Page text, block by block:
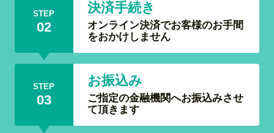
STEP
02
決済手続き
オンライン決済でお客様のお手間
をおかけしません
STEP
03
お振込み
ご指定の金融機関へお振込みさせ
て頂きます